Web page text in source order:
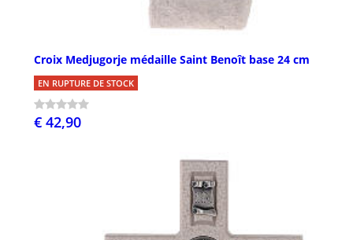
Croix Medjugorje médaille Saint Benoît base 24 cm
EN RUPTURE DE STOCK
€ 42,90